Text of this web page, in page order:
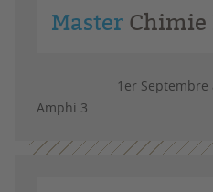
Master Chimie
1er Septembre à
Amphi 3